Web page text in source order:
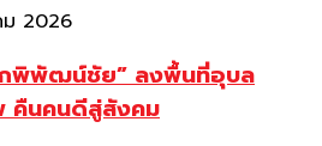
2026
กพิพัฒน์ชัย” ลงพื้นที่อุบล
คืนคนดีสู่สังคม